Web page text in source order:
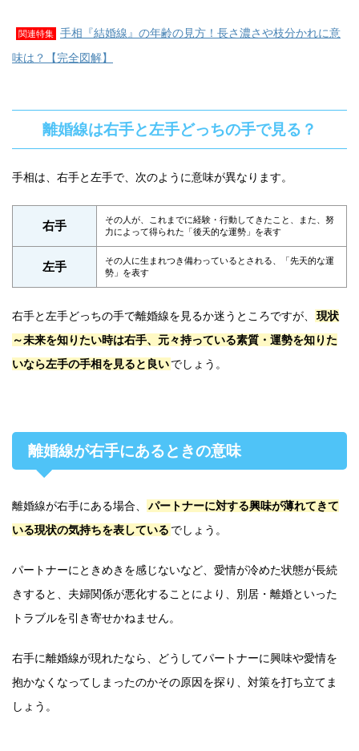
関連特集
手相『結婚線』の年齢の見方！長さ濃さや枝分かれに意
味は？【完全図解】
離婚線は右手と左手どっちの手で見る？
手相は、右手と左手で、次のように意味が異なります。
右手
その人が、これまでに経験・行動してきたこと、また、努
力によって得られた「後天的な運勢」を表す
左手
その人に生まれつき備わっているとされる、「先天的な運
勢」を表す
右手と左手どっちの手で離婚線を見るか迷うところですが、
現状
～未来を知りたい時は右手、元々持っている素質・運勢を知りた
いなら左手の手相を見ると良いでしょう。
離婚線が右手にあるときの意味
離婚線が右手にある場合、
パートナーに対する興味が薄れてきて
いる現状の気持ちを表している でしょう。
パートナーにときめきを感じないなど、愛情が冷めた状態が長続
きすると、夫婦関係が悪化することにより、別居・離婚といった
トラブルを引き寄せかねません。
右手に離婚線が現れたなら、どうしてパートナーに興味や愛情を
抱かなくなってしまったのかその原因を探り、対策を打ち立てま
しょう。